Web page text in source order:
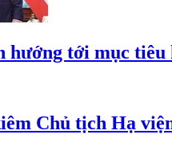
hướng tới mục
Chủ tịch Hạ